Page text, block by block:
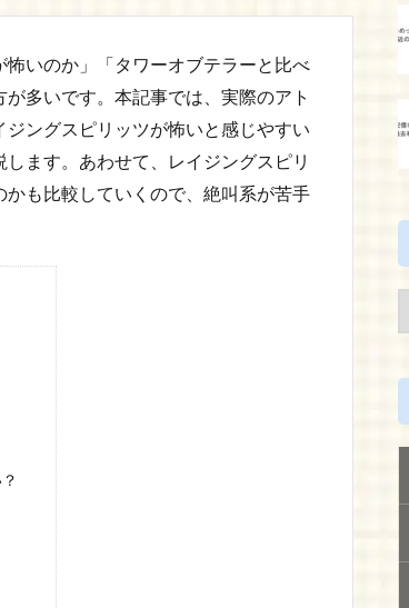
いのか」「タワーオブテラーと比べ
多いです。本記事では、実際のアト
ングスピリッツが怖いと感じやすい
ます。あわせて、レイジングスピリ
も比較していくので、絶叫系が苦手